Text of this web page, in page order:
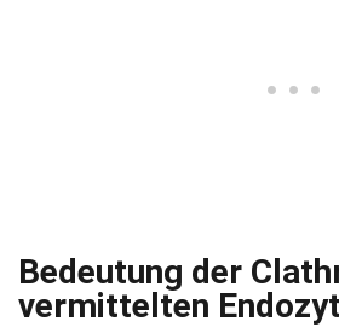
Bedeutung der
vermittelten